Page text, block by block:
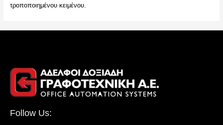
τροποποιημένου κειμένου.
Follow Us: